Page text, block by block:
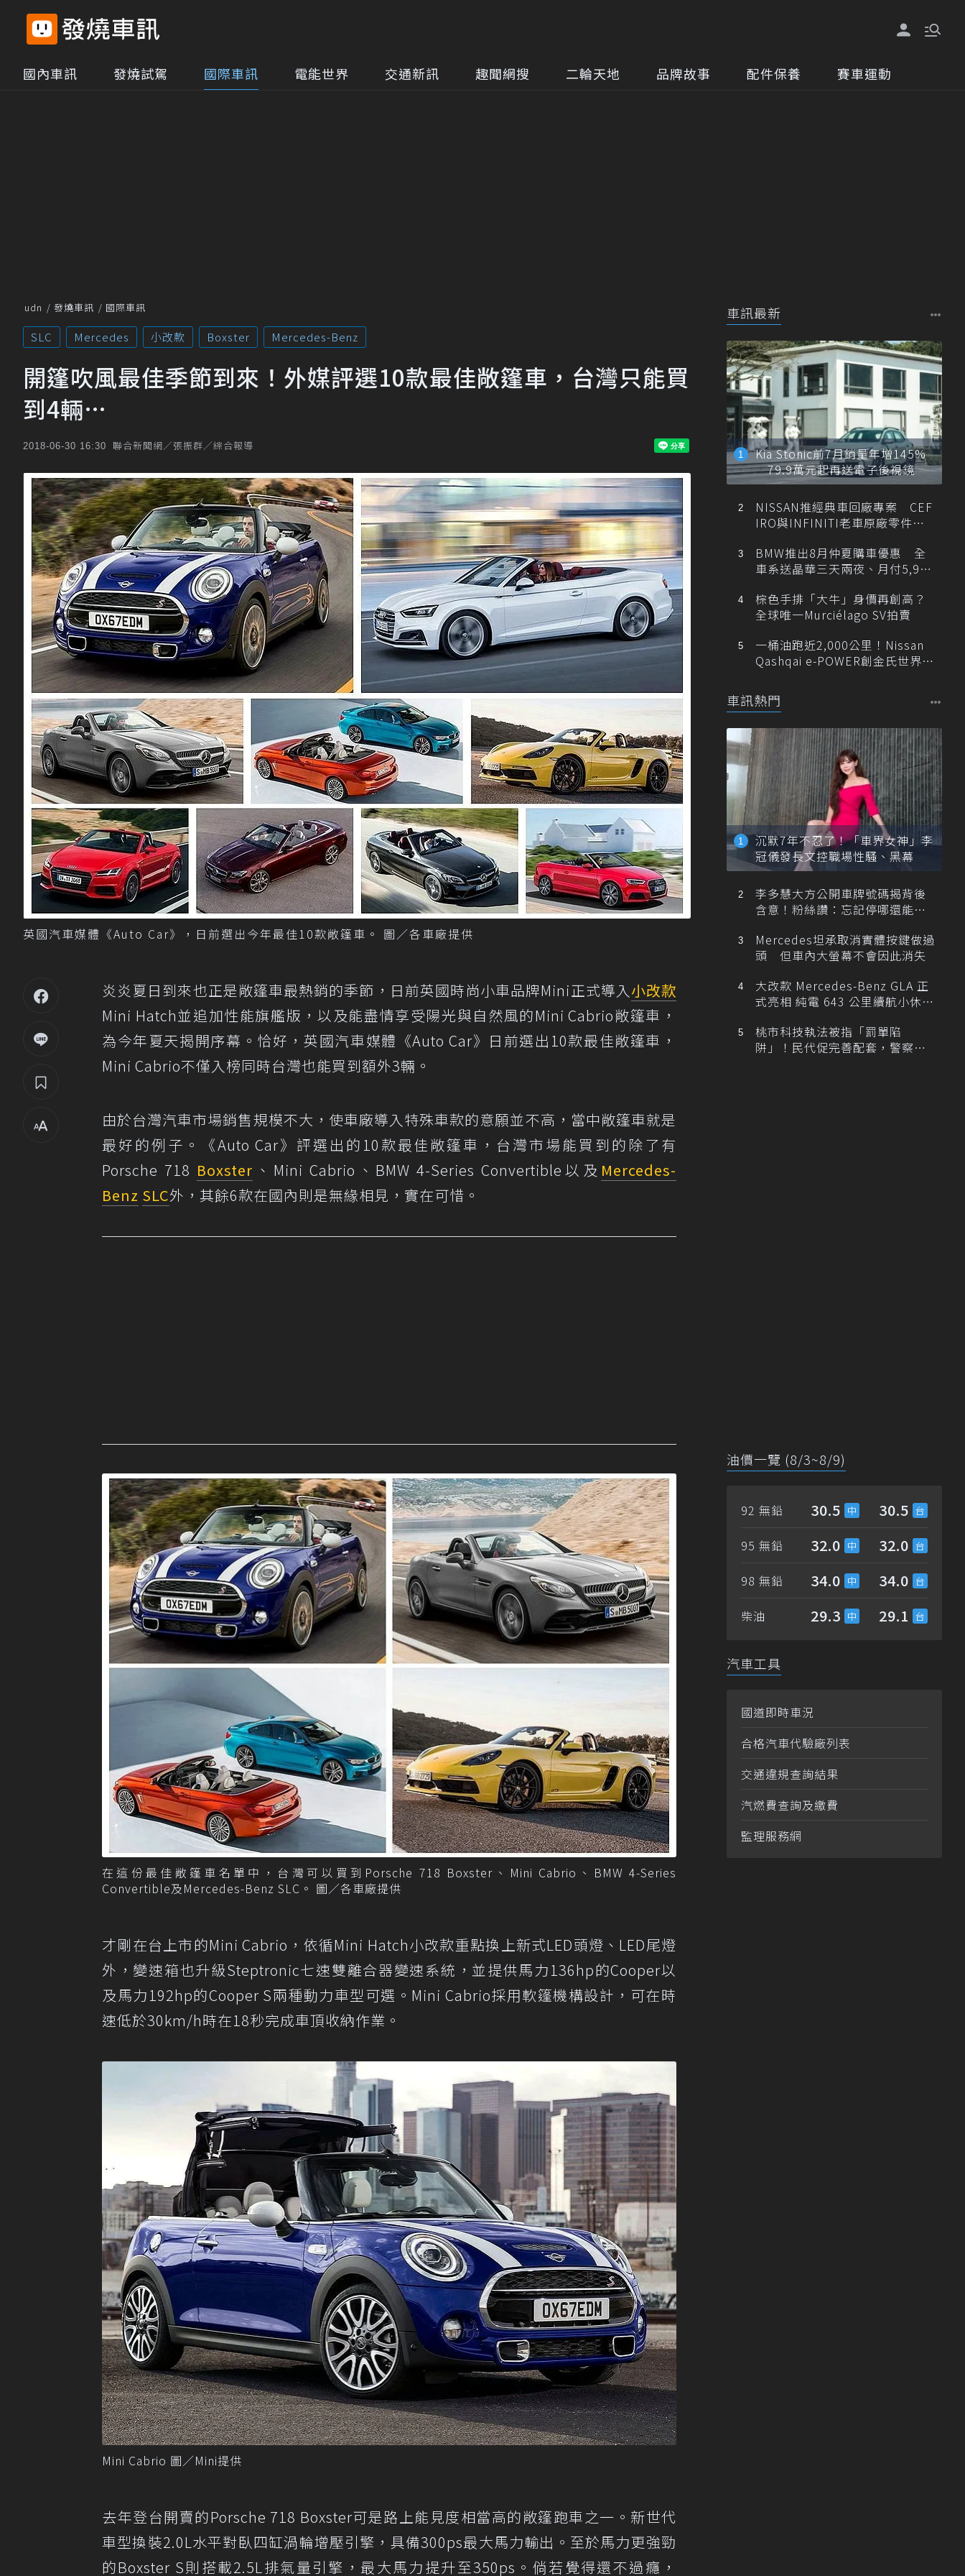
國內車訊 發燒試駕 國際車訊 電能世界 交通新訊 趣聞網搜 二輪天地 品牌故事 配件保養 賽車運動
udn 發燒車訊 國際車訊
SLC Mercedes 小改款 Boxster Mercedes-Benz
開篷吹風最佳季節到來！外媒評選10款最佳敞篷車，台灣只能買
到4輛…
2018-06-30 16:30 聯合新聞網／張振群／綜合報導
英國汽車媒體《Auto Car》，日前選出今年最佳10款敞篷車。 圖／各車廠提供
炎炎夏日到來也正是敞篷車最熱銷的季節，日前英國時尚小車品牌Mini正式導入小改款
Mini Hatch並追加性能旗艦版，以及能盡情享受陽光與自然風的Mini Cabrio敞篷車，
為今年夏天揭開序幕。恰好，英國汽車媒體《Auto Car》日前選出10款最佳敞篷車，
Mini Cabrio不僅入榜同時台灣也能買到額外3輛。
由於台灣汽車市場銷售規模不大，使車廠導入特殊車款的意願並不高，當中敞篷車就是
最好的例子。《Auto Car》評選出的10款最佳敞篷車，台灣市場能買到的除了有
Porsche 718 Boxster 、Mini Cabrio、BMW 4-Series Convertible以及 Mercedes-
Benz SLC外，其餘6款在國內則是無緣相見，實在可惜。
在這份最佳敞篷車名單中，台灣可以買到Porsche 718 Boxster、Mini Cabrio、BMW 4-Series
Convertible及Mercedes-Benz SLC。 圖／各車廠提供
才剛在台上市的Mini Cabrio，依循Mini Hatch小改款重點換上新式LED頭燈、LED尾燈
外，變速箱也升級Steptronic七速雙離合器變速系統，並提供馬力136hp的Cooper以
及馬力192hp的Cooper S兩種動力車型可選。Mini Cabrio採用軟篷機構設計，可在時
速低於30km/h時在18秒完成車頂收納作業。
Mini Cabrio 圖／Mini提供
去年登台開賣的Porsche 718 Boxster可是路上能見度相當高的敞篷跑車之一。新世代
車型換裝2.0L水平對臥四缸渦輪增壓引擎，具備300ps最大馬力輸出。至於馬力更強勁
的Boxster S則搭載2.5L排氣量引擎，最大馬力提升至350ps。倘若覺得還不過癮，
車訊最新
Kia Stonic前7月銷量年增145%
79.9萬元起再送電子後視鏡
NISSAN推經典車回廠專案 CEF
IRO與INFINITI老車原廠零件最
BMW推出8月仲夏購車優惠 全
車系送晶華三天兩夜、月付5,900
棕色手排「大牛」身價再創高？
全球唯一Murciélago SV拍賣
一桶油跑近2,000公里！Nissan
Qashqai e-POWER創金氏世界紀
車訊熱門
沉默7年不忍了！「車界女神」李
冠儀發長文控職場性騷、黑幕
李多慧大方公開車牌號碼揭背後
含意！粉絲讚：忘記停哪還能幫
Mercedes坦承取消實體按鍵做過
頭 但車內大螢幕不會因此消失
大改款 Mercedes-Benz GLA 正
式亮相 純電 643 公里續航小休
桃市科技執法被指「罰單陷
阱」！民代促完善配套，警察局
油價一覽 (8/3~8/9)
92 無鉛 30.5 30.5
95 無鉛 32.0 32.0
98 無鉛 34.0 34.0
柴油 29.3 29.1
汽車工具
國道即時車況
合格汽車代驗廠列表
交通違規查詢結果
汽燃費查詢及繳費
監理服務網